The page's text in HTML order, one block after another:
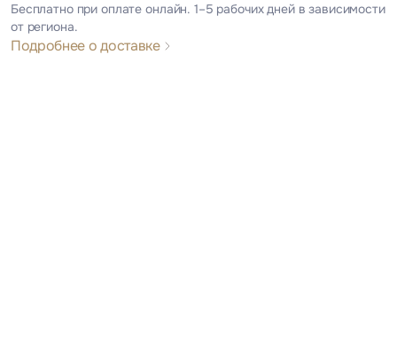
Бесплатно при оплате онлайн. 1–5 рабочих дней в зависимости
от региона.
Подробнее о доставке